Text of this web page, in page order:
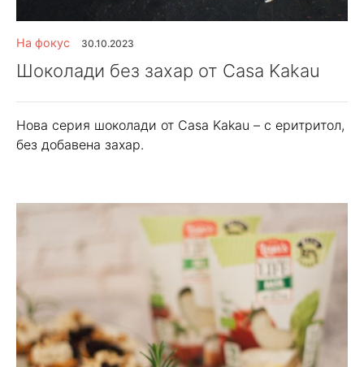
На фокус 30.10.2023
Шоколади без захар от Casa Kakau
Нова серия шоколади от Casa Kakau – с еритритол,
без добавена захар.